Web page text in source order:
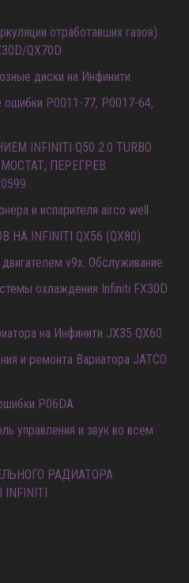
отработавших газов)
QX70D
диски на Инфинити
ошибки Р0011-77, P0017-64,
INFINITI Q50 2.0 TURBO
ПЕРЕГРЕВ
и испарителя airco well
INFINITI QX56 (QX80)
v9x. Обслуживание.
охлаждения Infiniti FX30D
на Инфинити JX35 QX60
и ремонта Вариатора JATCO
P06DA
управления и звук во всем
РАДИАТОРА